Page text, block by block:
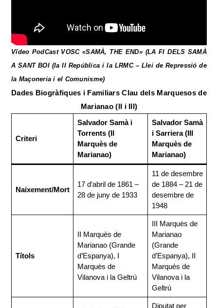
Vïdeo PodCast VOSC «SAMÀ, THE END» (LA FI DELS SAMÀ
A SANT BOI (la II República i la LRMC – Llei de Repressió de
la Maçoneria i el Comunisme)
Dades Biogràfiques i Familiars Clau dels Marquesos de
Marianao (II i III)
Criteri
Salvador Samà i
Torrents (II
Marquès de
Marianao)
Salvador Samà
i Sarriera (III
Marquès de
Marianao)
Naixement/Mort
17 d’abril de 1861 –
28 de juny de 1933
11 de desembre
de 1884 – 21 de
desembre de
1948
Títols
II Marquès de
Marianao (Grande
d’Espanya), I
Marquès de
Vilanova i la Geltrú
III Marquès de
Marianao
(Grande
d’Espanya), II
Marquès de
Vilanova i la
Geltrú
Diputat per